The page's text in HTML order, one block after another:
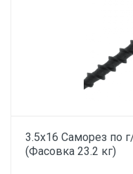
3.5х16 Саморез по
(Фасовка 23.2 кг)